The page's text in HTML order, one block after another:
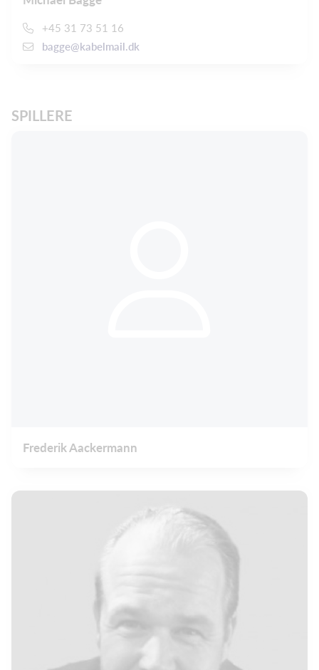
+45 31 73 51 16
bagge@kabelmail.dk
SPILLERE
Frederik Aackermann